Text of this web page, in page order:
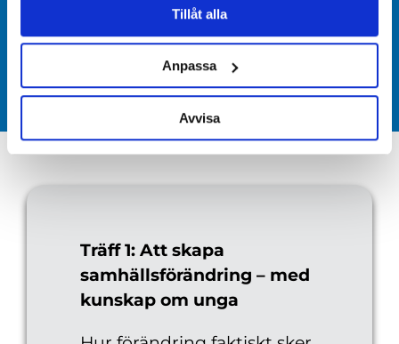
Tillåt alla
Anpassa
Avvisa
UTBILDNINGENS TEMAN &
TRÄFFAR
Träff 1: Att skapa
samhällsförändring – med
kunskap om unga